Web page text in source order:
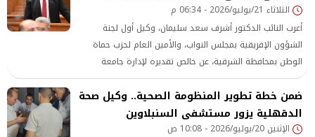
الثلاثاء 21/يوليو/2026 - 06:34 م
أعرب النائب الدكتور أشرف سعد سليمان، وكيل أول لجنة
الشؤون الإفريقية بمجلس النواب، والأمين العام لحزب حماة
الوطن بمحافظة الشرقية، عن خالص تقديره لإدارة جامعة
الزقازيق، وإدارة المستشفيات الجامعية، وجميع أعضاء
ضمن خطة تطوير المنظومة الصحية.. وكيل صحة
الدقهلية يزور مستشفى السنبلاوين
الإثنين 20/يوليو/2026 - 10:08 ص